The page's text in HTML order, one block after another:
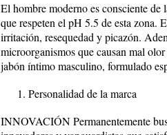
El hombre moderno es consciente
que respeten el pH 5.5 de esta zona.
irritación, resequedad y picazón.
microorganismos que causan mal
jabón íntimo masculino, formulado
Personalidad de la marca
INNOVACIÓN Permanentemente